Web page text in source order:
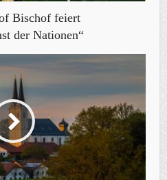
Bischof feiert
der Nationen“